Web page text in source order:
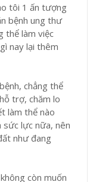
tôi 1 ấn tượng
bệnh ung thư
thể làm việc
nay lại thêm
chẳng thể
trợ, chăm lo
làm thể nào
sức lực nữa, nên
như đang
còn muốn